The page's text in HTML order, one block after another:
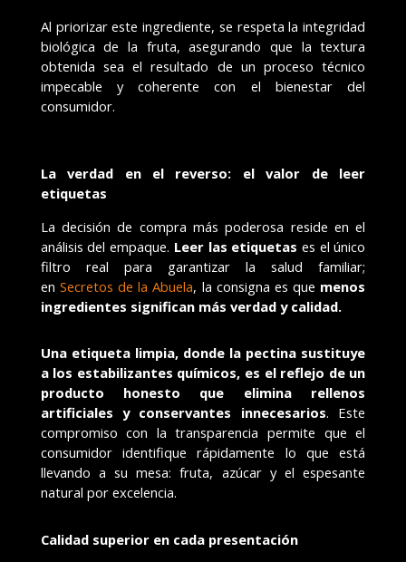
Al priorizar este ingrediente, se respeta la integridad
biológica de la fruta, asegurando que la textura
obtenida sea el resultado de un proceso técnico
impecable y coherente con el bienestar del
consumidor.
La verdad en el reverso: el valor de leer
etiquetas
La decisión de compra más poderosa reside en el
análisis del empaque. Leer las etiquetas es el único
filtro real para garantizar la salud familiar;
en Secretos de la Abuela, la consigna es que menos
ingredientes significan más verdad y calidad.
Una etiqueta limpia, donde la pectina sustituye
a los estabilizantes químicos, es el reflejo de un
producto honesto que elimina rellenos
artificiales y conservantes innecesarios. Este
compromiso con la transparencia permite que el
consumidor identifique rápidamente lo que está
llevando a su mesa: fruta, azúcar y el espesante
natural por excelencia.
Calidad superior en cada presentación